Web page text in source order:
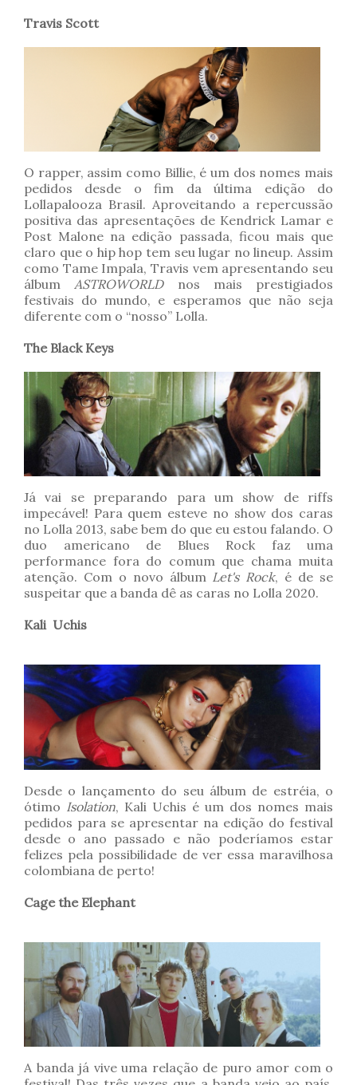
Travis Scott
O rapper, assim como Billie, é um dos nomes mais
pedidos desde o fim da última edição do
Lollapalooza Brasil. Aproveitando a repercussão
positiva das apresentações de Kendrick Lamar e
Post Malone na edição passada, ficou mais que
claro que o hip hop tem seu lugar no lineup. Assim
como Tame Impala, Travis vem apresentando seu
álbumASTROWORLDnos mais prestigiados
festivais do mundo, e esperamos que não seja
diferente com o “nosso” Lolla.
The Black Keys
Já vai se preparando para um show de riffs
impecável! Para quem esteve no show dos caras
no Lolla 2013, sabe bem do que eu estou falando. O
duo americano de Blues Rock faz uma
performance fora do comum que chama muita
atenção. Com o novo álbum Let's Rock, é de se
suspeitar que a banda dê as caras no Lolla 2020.
Kali Uchis
Desde o lançamento do seu álbum de estréia, o
ótimo Isolation, Kali Uchis é um dos nomes mais
pedidos para se apresentar na edição do festival
desde o ano passado e não poderíamos estar
felizes pela possibilidade de ver essa maravilhosa
colombiana de perto!
Cage the Elephant
A banda já vive uma relação de puro amor com o